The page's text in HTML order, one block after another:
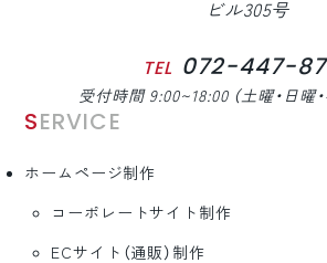
ビル305号
TEL 072-447-
受付時間 9:00~18:00 （土曜・日曜
SERVICE
ホームページ制作
コーポレートサイト制作
ECサイト（通販）制作